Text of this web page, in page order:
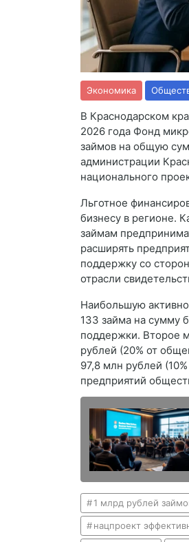
Экономика
В Краснодарском
2026 года Фонд
займов на общую
администрации
национального
Льготное
бизнесу в регионе.
займам
расширять
поддержку со
отрасли
Наибольшую
133 займа на сумму
поддержки. Второе
рублей (20% от
97,8 млн рублей
предприятий
1 млрд рублей
нацпроект